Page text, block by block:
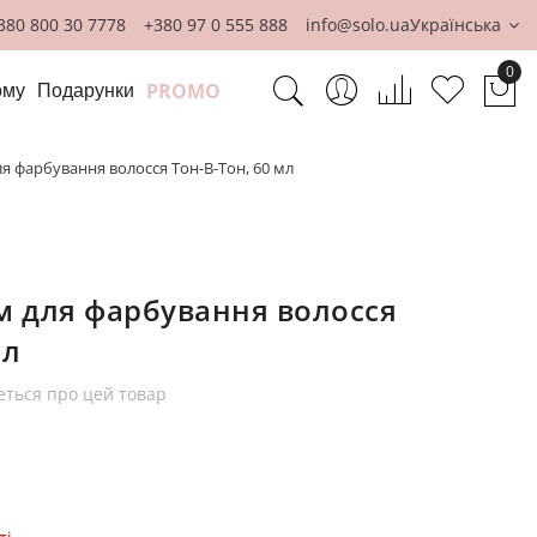
800 30 7778 +380 97 0 555 888 info@solo.uaУкраїнська
Подарунки PROMO
0
фарбування волосся Тон-В-Тон, 60 мл
для фарбування волосся
про цей товар